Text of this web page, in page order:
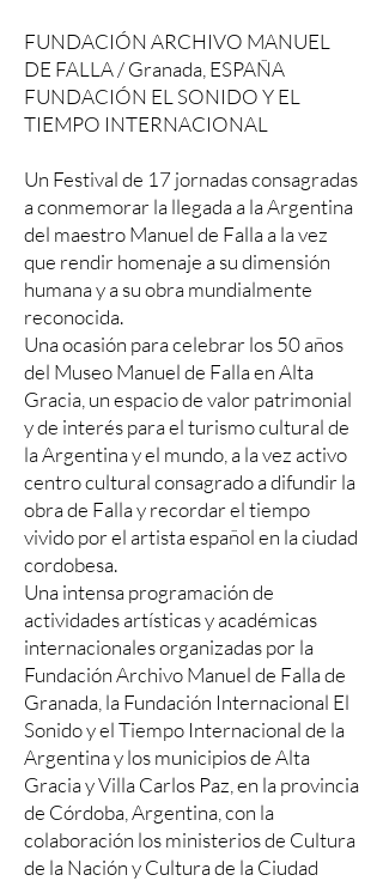
FUNDACIÓN ARCHIVO MANUEL
DE FALLA / Granada, ESPAÑA
FUNDACIÓN EL SONIDO Y EL
TIEMPO INTERNACIONAL
Un Festival de 17 jornadas consagradas
a conmemorar la llegada a la Argentina
del maestro Manuel de Falla a la vez
que rendir homenaje a su dimensión
humana y a su obra mundialmente
reconocida.
Una ocasión para celebrar los 50 años
del Museo Manuel de Falla en Alta
Gracia, un espacio de valor patrimonial
y de interés para el turismo cultural de
la Argentina y el mundo, a la vez activo
centro cultural consagrado a difundir la
obra de Falla y recordar el tiempo
vivido por el artista español en la ciudad
cordobesa.
Una intensa programación de
actividades artísticas y académicas
internacionales organizadas por la
Fundación Archivo Manuel de Falla de
Granada, la Fundación Internacional El
Sonido y el Tiempo Internacional de la
Argentina y los municipios de Alta
Gracia y Villa Carlos Paz, en la provincia
de Córdoba, Argentina, con la
colaboración los ministerios de Cultura
de la Nación y Cultura de la Ciudad